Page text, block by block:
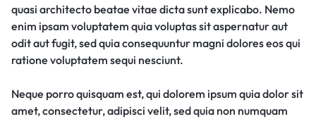
quasi architecto beatae vitae dicta sunt explicabo. Nemo
enim ipsam voluptatem quia voluptas sit aspernatur aut
odit aut fugit, sed quia consequuntur magni dolores eos qui
ratione voluptatem sequi nesciunt.
Neque porro quisquam est, qui dolorem ipsum quia dolor sit
amet, consectetur, adipisci velit, sed quia non numquam